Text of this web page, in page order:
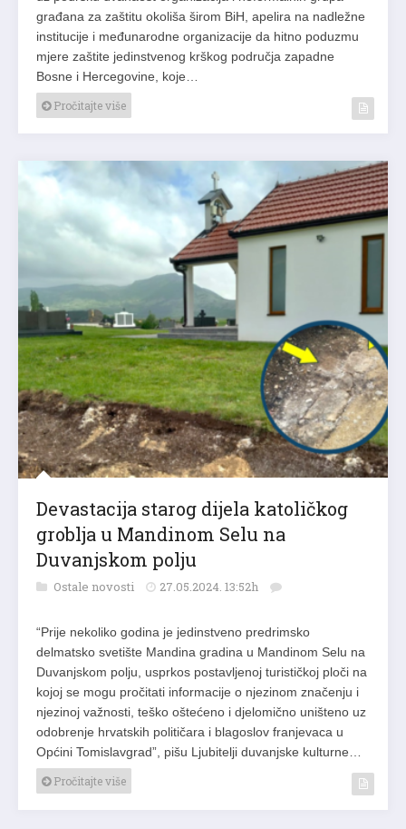
građana za zaštitu okoliša širom BiH, apelira na nadležne
institucije i međunarodne organizacije da hitno poduzmu
mjere zaštite jedinstvenog krškog područja zapadne
Bosne i Hercegovine, koje…
Pročitajte više
Devastacija starog dijela katoličkog
groblja u Mandinom Selu na
Duvanjskom polju
Ostale novosti 27.05.2024. 13:52h
“Prije nekoliko godina je jedinstveno predrimsko
delmatsko svetište Mandina gradina u Mandinom Selu na
Duvanjskom polju, usprkos postavljenoj turističkoj ploči na
kojoj se mogu pročitati informacije o njezinom značenju i
njezinoj važnosti, teško oštećeno i djelomično uništeno uz
odobrenje hrvatskih političara i blagoslov franjevaca u
Općini Tomislavgrad”, pišu Ljubitelji duvanjske kulturne…
Pročitajte više